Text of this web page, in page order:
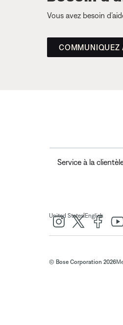
Vous avez besoin
COMMUNIQUEZ
Service à la
United States| English
© Bose Corporation 2026